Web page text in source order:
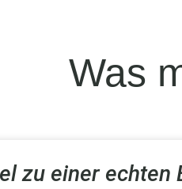
Was
zu einer echten